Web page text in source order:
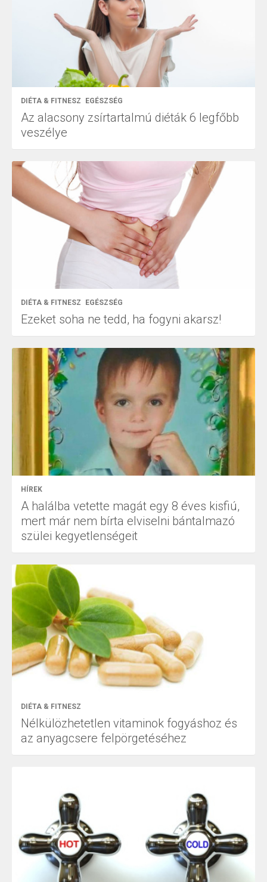
DIÉTA & FITNESZ EGÉSZSÉG
Az alacsony zsírtartalmú diéták 6 legfőbb
veszélye
DIÉTA & FITNESZ EGÉSZSÉG
Ezeket soha ne tedd, ha fogyni akarsz!
HÍREK
A halálba vetette magát egy 8 éves kisfiú,
mert már nem bírta elviselni bántalmazó
szülei kegyetlenségeit
DIÉTA & FITNESZ
Nélkülözhetetlen vitaminok fogyáshoz és
az anyagcsere felpörgetéséhez